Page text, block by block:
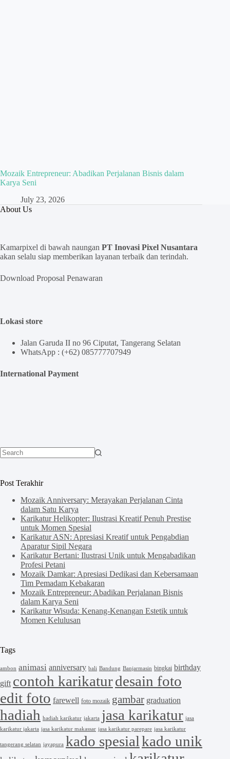
Mozaik Entrepreneur: Abadikan Perjalanan Bisnis dalam
Karya Seni
July 23, 2026
About Us
Kamarpixel di bawah naungan PT Inovasi Pixel Nusantara
akan selalu siap memberikan layanan terbaik dan terindah.
Download Proposal Penawaran
Lokasi store
Jalan Garuda II no 96 Ciputat, Tangerang Selatan
WhatsApp : (+62) 085777707949
International Payment
Post Terakhir
Mozaik Anniversary: Merayakan Perjalanan Cinta
dalam Satu Karya
Karikatur Helikopter: Ilustrasi Kreatif Penuh Prestise
untuk Momen Spesial
Karikatur ASN: Apresiasi Kreatif untuk Pengabdian
Aparatur Sipil Negara
Karikatur Bertani: Ilustrasi Unik untuk Mengabadikan
Profesi Petani
Mozaik Damkar: Apresiasi Dedikasi dan Kebersamaan
Tim Pemadam Kebakaran
Mozaik Entrepreneur: Abadikan Perjalanan Bisnis
dalam Karya Seni
Karikatur Wisuda: Kenang-Kenangan Estetik untuk
Momen Kelulusan
Tags
ambon animasi anniversary bali Bandung Banjarmasin bingkai birthday
gift contoh karikaturdesain foto
edit foto farewell foto mozaik gambar graduation
hadiah hadiah karikatur jakarta jasa karikatur jasa
karikatur jakarta jasa karikatur makassar jasa karikatur parepare jasa karikatur
tangerang selatan jayapura kado spesialkado unik